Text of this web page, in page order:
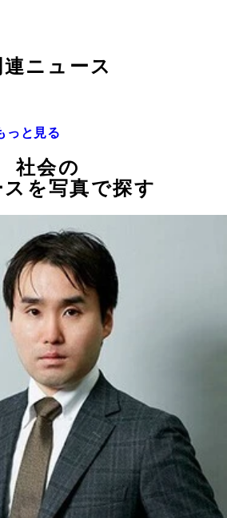
連ニュース
っと見る
社会の
スを写真で探す